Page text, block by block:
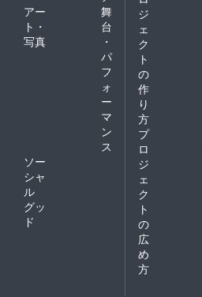
アー
ト・
写真
舞
台
・
パ
フ
ォ
ー
マ
ン
ス
ソー
シャ
ル
グッ
ド
ジ
ェ
ク
ト
の
作
り
方
プ
ロ
ジ
ェ
ク
ト
の
広
め
方